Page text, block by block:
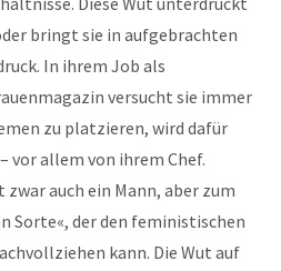
bringt sie in aufgebrachten
In ihrem Job als
versucht sie immer
zu platzieren, wird dafür
vor allem von ihrem Chef.
auch ein Mann, aber zum
Sorte«, der den feministischen
kann. Die Wut auf